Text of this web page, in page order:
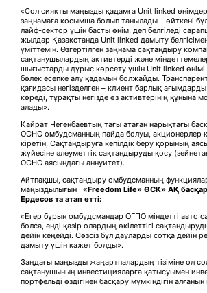
«Сол сияқты маңызды қадамға Unit linked
заңнамаға қосымша болып танылады – өйткені
лайф-сектор үшін басты өнім, деп белгіледі
жылдар Қазақстанда Unit linked дамыту
үміттемін. Өзгертілген заңнама сақтандыру
сақтанушылардың активтерді және
шығыстарды дұрыс көрсету үшін Unit linked
бөлек есепке алу қадамын болжайды.
қағидасы негізделген – клиент барлық
көреді, тұрақты негізде өз активтерінің құнына
алады».
Қайрат Чегенбаевтың тағы атаған нарықтағы
ОСНС омбудсманның пайда болуы, акционерлер
кіретін, Сақтандыруға кепілдік беру қорының
жүйесіне әлеуметтік сақтандыруды қосу
ОСНС аясындағы аннуитет).
Айтпақшы, сақтандыру омбудсманның
маңыздылығын
«Freedom Life» ӨСК» АҚ
Ердесов та атап өтті:
«Егер бұрын омбудсмандар ОГПО міндетті авто
болса, енді қазір олардың өкілеттігі
дейін кеңейді. Сөзсіз бұл дауларды сотқа дейін
дамыту үшін қажет болды».
Заңдағы маңызды жаңартпалардың тізіміне ол
сақтанушының инвестицияларға қатысуымен
портфельді өздігінен басқару мүмкіндігін